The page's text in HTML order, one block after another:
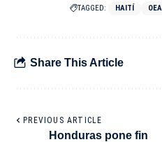
TAGGED: HAITÍ OEA
Share This Article
PREVIOUS ARTICLE
Honduras pone fin